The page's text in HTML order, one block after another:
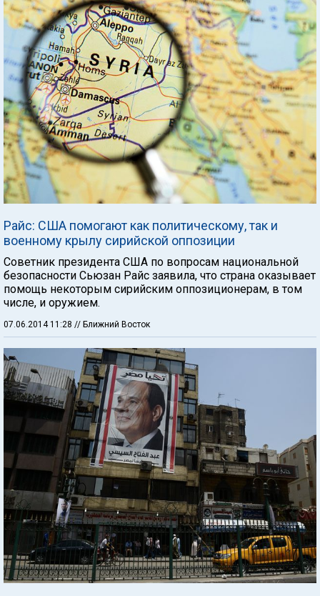
Райс: США помогают как политическому, так и
военному крылу сирийской оппозиции
Советник президента США по вопросам национальной
безопасности Сьюзан Райс заявила, что страна оказывает
помощь некоторым сирийским оппозиционерам, в том
числе, и оружием.
07.06.2014 11:28 // Ближний Восток